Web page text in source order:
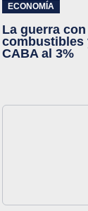
ECONOMÍA
La guerra
combustibles
CABA al 3%